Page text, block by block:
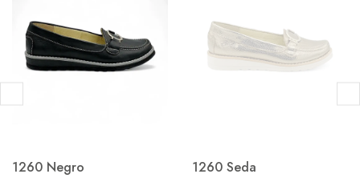
1260 Negro 1260 Seda